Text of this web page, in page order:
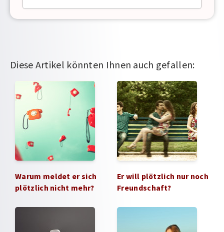
Diese Artikel könnten Ihnen auch gefallen:
Warum meldet er sich
plötzlich nicht mehr?
Er will plötzlich nur noch
Freundschaft?